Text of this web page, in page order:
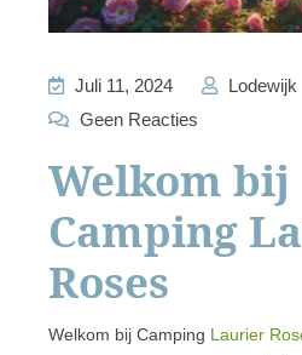
Juli 11, 2024
Lodewijk
Geen Reacties
Welkom bij
Camping
Roses
Welkom bij Camping Laurier